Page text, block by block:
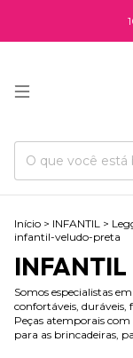
10% OFF NA
Início > INFANTIL >
infantil-veludo-preta
INFANTIL
Somos especialistas
confortáveis, duráveis,
Peças atemporais
para as brincadeiras,